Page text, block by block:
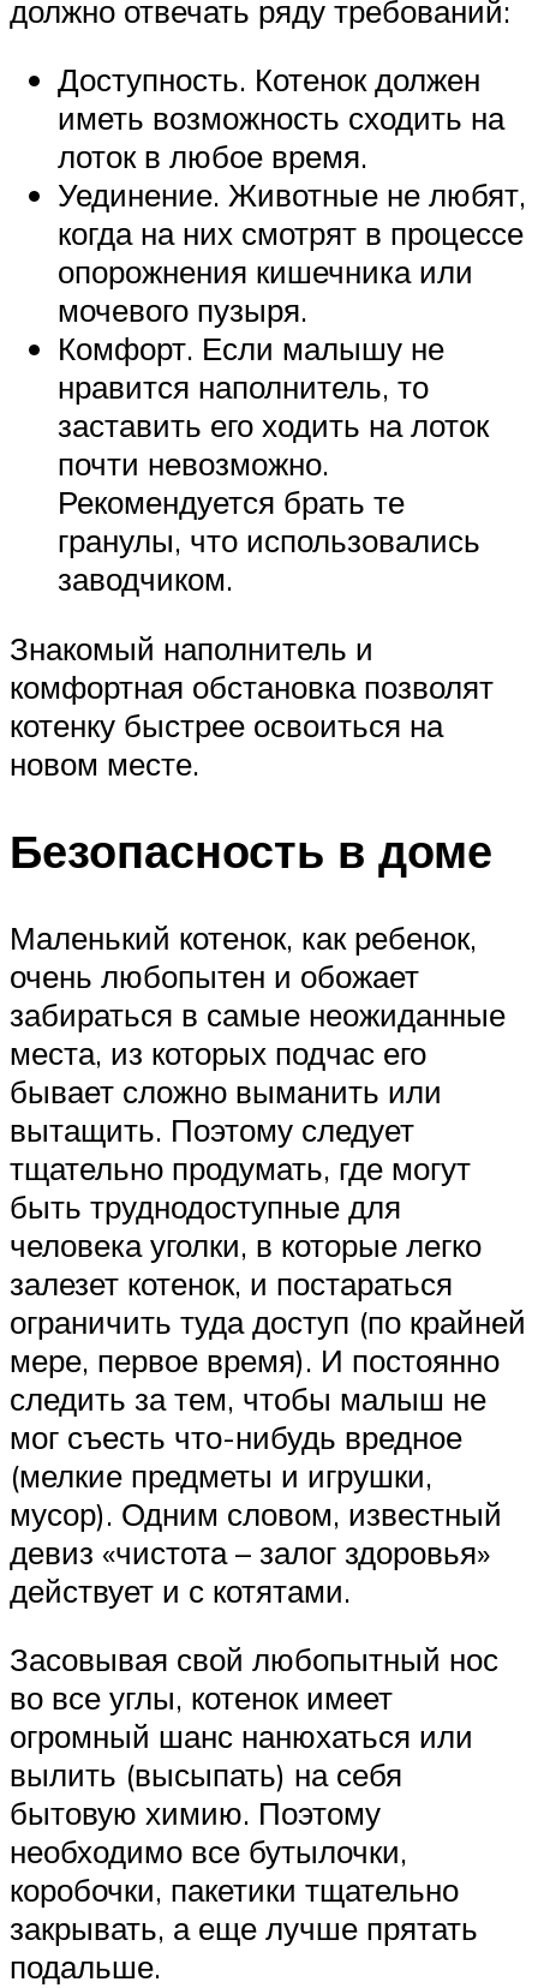
должно отвечать ряду требований:
Доступность. Котенок должен
иметь возможность сходить на
лоток в любое время.
Уединение. Животные не любят,
когда на них смотрят в процессе
опорожнения кишечника или
мочевого пузыря.
Комфорт. Если малышу не
нравится наполнитель, то
заставить его ходить на лоток
почти невозможно.
Рекомендуется брать те
гранулы, что использовались
заводчиком.
Знакомый наполнитель и
комфортная обстановка позволят
котенку быстрее освоиться на
новом месте.
Безопасность в доме
Маленький котенок, как ребенок,
очень любопытен и обожает
забираться в самые неожиданные
места, из которых подчас его
бывает сложно выманить или
вытащить. Поэтому следует
тщательно продумать, где могут
быть труднодоступные для
человека уголки, в которые легко
залезет котенок, и постараться
ограничить туда доступ (по крайней
мере, первое время). И постоянно
следить за тем, чтобы малыш не
мог съесть что-нибудь вредное
(мелкие предметы и игрушки,
мусор). Одним словом, известный
девиз «чистота – залог здоровья»
действует и с котятами.
Засовывая свой любопытный нос
во все углы, котенок имеет
огромный шанс нанюхаться или
вылить (высыпать) на себя
бытовую химию. Поэтому
необходимо все бутылочки,
коробочки, пакетики тщательно
закрывать, а еще лучше прятать
подальше.